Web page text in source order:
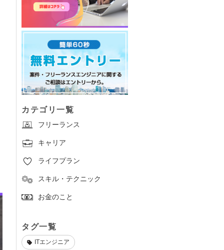
カテゴリ一覧
フリーランス
キャリア
ライフプラン
スキル・テクニック
お金のこと
タグ一覧
ITエンジニア